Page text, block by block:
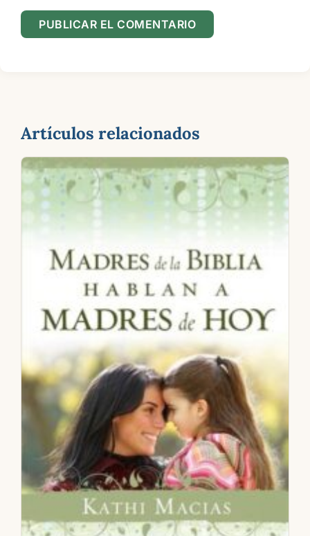
Artículos relacionados